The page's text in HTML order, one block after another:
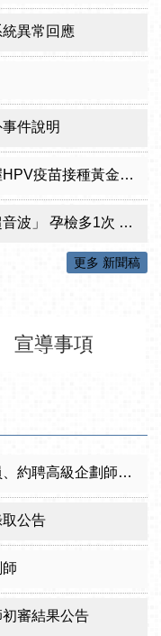
異常回應
件說明
提供校園設站及98家合約院所接種服務
1次 準媽咪「超」安心！
更多 新聞稿
宣導事項
師之初審合格名單暨甄試公告
公告
審結果公告